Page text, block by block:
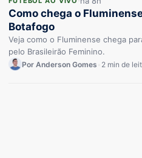
Como chega o
Botafogo
Veja como o Fluminense chega
pelo Brasileirão Feminino.
Por Anderson Gomes 2 min de